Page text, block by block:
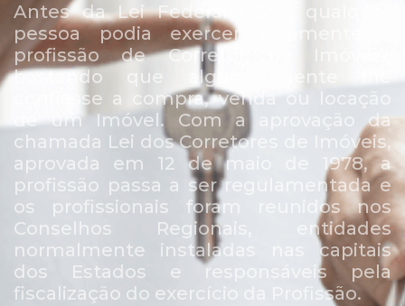
Antes da Lei Federal 6.530, qualquer
pessoa podia exercer livremente a
profissão de Corretor de Imóveis,
bastando que algum cliente lhe
confiasse a compra, venda ou locação
de um Imóvel. Com a aprovação da
chamada Lei dos Corretores de Imóveis,
aprovada em 12 de maio de 1978, a
profissão passa a ser regulamentada e
os profissionais foram reunidos nos
Conselhos Regionais, entidades
normalmente instaladas nas capitais
dos Estados e responsáveis pela
fiscalização do exercício da Profissão.